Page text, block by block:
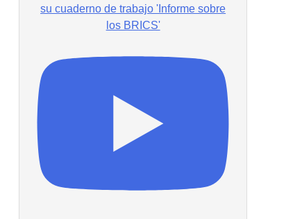
su cuaderno de trabajo 'Informe sobre
los BRICS'